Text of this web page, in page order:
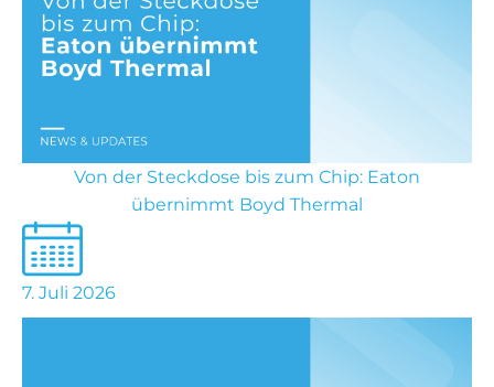
Von der Steckdose bis zum Chip: Eaton
übernimmt Boyd Thermal
7. Juli 2026